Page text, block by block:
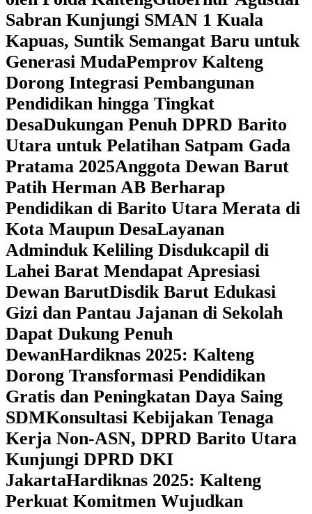
Sabran Kunjungi SMAN 1 Kuala
Kapuas, Suntik Semangat Baru untuk
Generasi Muda‎Pemprov Kalteng
Dorong Integrasi Pembangunan
Pendidikan hingga Tingkat
DesaDukungan Penuh DPRD Barito
Utara untuk Pelatihan Satpam Gada
Pratama 2025Anggota Dewan Barut
Patih Herman AB Berharap
Pendidikan di Barito Utara Merata di
Kota Maupun DesaLayanan
Adminduk Keliling Disdukcapil di
Lahei Barat Mendapat Apresiasi
Dewan BarutDisdik Barut Edukasi
Gizi dan Pantau Jajanan di Sekolah
Dapat Dukung Penuh
DewanHardiknas 2025: Kalteng
Dorong Transformasi Pendidikan
Gratis dan Peningkatan Daya Saing
SDMKonsultasi Kebijakan Tenaga
Kerja Non-ASN, DPRD Barito Utara
Kunjungi DPRD DKI
JakartaHardiknas 2025: Kalteng
Perkuat Komitmen Wujudkan